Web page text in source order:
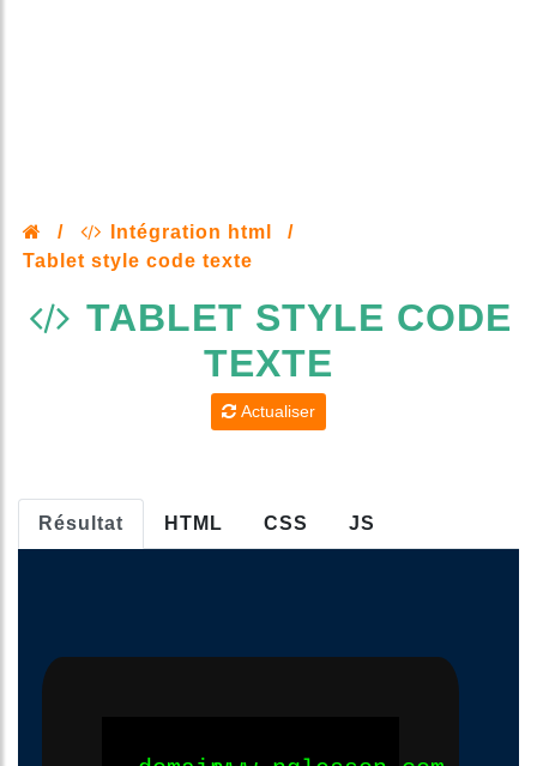
/ Intégration html
/
Tablet style code texte
TABLET STYLE CODE
TEXTE
Actualiser
Résultat HTML CSS JS